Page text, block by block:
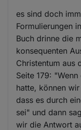
es sind doch
Formulierungen
Buch drinne die
konsequenten
Christentum aus
Seite 179:
hatte, können
dass es durch
sei" und dann
wir die Antwort